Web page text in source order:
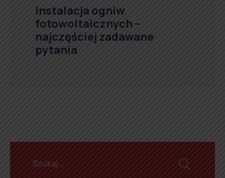
Instalacja ogniw
fotowoltaicznych –
najczęściej zadawane
pytania